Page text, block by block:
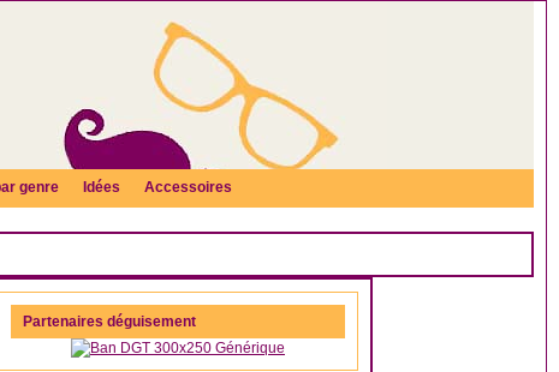
genre Idées Accessoires
Partenaires déguisement